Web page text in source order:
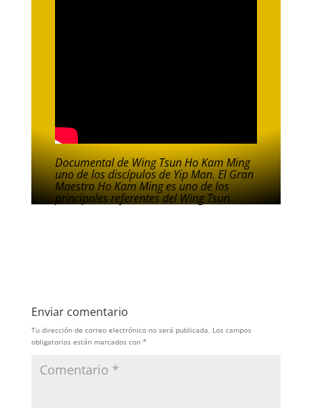
Documental de Wing Tsun Ho Kam Ming
uno de los discípulos de Yip Man. El Gran
Maestro Ho Kam Ming es uno de los
principales referentes del Wing Tsun..
Enviar comentario
Tu dirección de correo electrónico no será publicada. Los campos
obligatorios están marcados con *